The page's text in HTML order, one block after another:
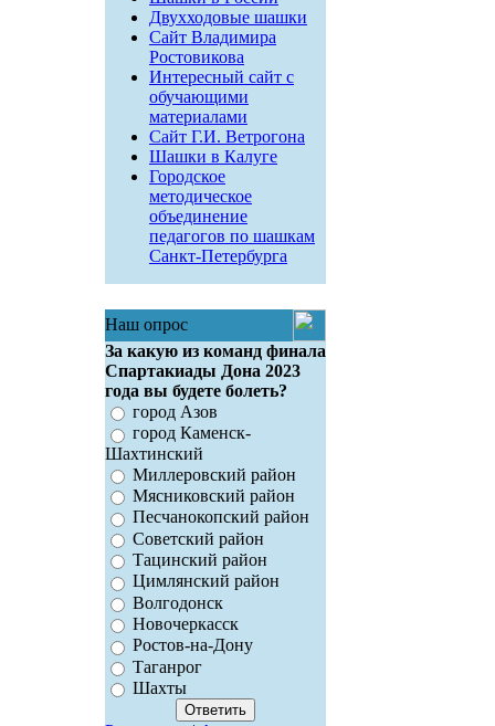
Двухходовые шашки
Сайт Владимира
Ростовикова
Интересный сайт с
обучающими
материалами
Сайт Г.И. Ветрогона
Шашки в Калуге
Городское
методическое
объединение
педагогов по шашкам
Санкт-Петербурга
Наш опрос
За какую из команд финала
Спартакиады Дона 2023
года вы будете болеть?
город Азов
город Каменск-
Шахтинский
Миллеровский район
Мясниковский район
Песчанокопский район
Советский район
Тацинский район
Цимлянский район
Волгодонск
Новочеркасск
Ростов-на-Дону
Таганрог
Шахты